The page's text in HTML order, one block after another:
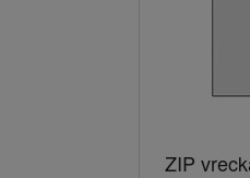
ZIP